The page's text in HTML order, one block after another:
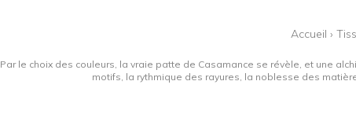
Accueil ›
Par le choix des couleurs, la vraie patte de Casamance se révèle, et une
motifs, la rythmique des rayures, la noblesse des